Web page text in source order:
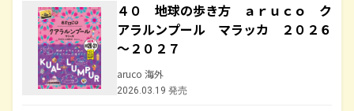
４０ 地球の歩き方 ａｒｕｃｏ ク
アラルンプール マラッカ ２０２６
～２０２７
aruco 海外
2026.03.19 発売